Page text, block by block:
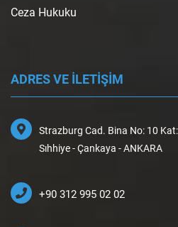
Ceza Hukuku
ADRES VE İLETİŞİM
Strazburg Cad. Bina No: 10
Sıhhiye - Çankaya - ANKARA
+90 312 995 02 02